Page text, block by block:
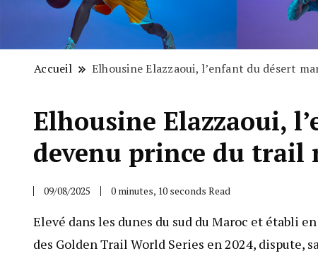
Accueil Elhousine Elazzaoui, l’enfant du désert
Elhousine Elazzaoui,
devenu prince du trail
09/08/2025 0 minutes, 10 seconds Read
Elevé dans les dunes du sud du Maroc et établi
des Golden Trail World Series en 2024, dispute,